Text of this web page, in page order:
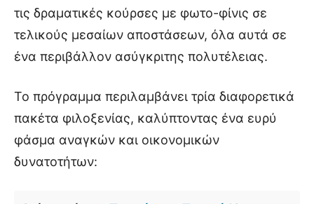
τις δραματικές κούρσες με φωτο-φίνις σε
τελικούς μεσαίων αποστάσεων, όλα αυτά σε
ένα περιβάλλον ασύγκριτης πολυτέλειας.
Το πρόγραμμα περιλαμβάνει τρία διαφορετικά
πακέτα φιλοξενίας, καλύπτοντας ένα ευρύ
φάσμα αναγκών και οικονομικών
δυνατοτήτων: